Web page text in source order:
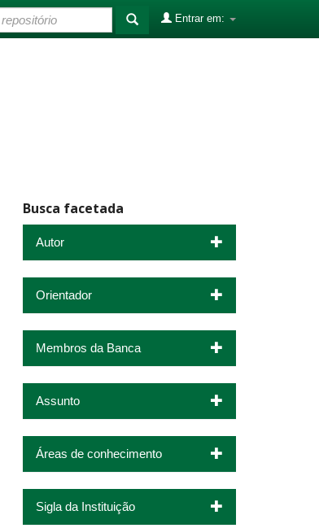
Entrar em:
Busca facetada
Autor
Orientador
Membros da Banca
Assunto
Áreas de conhecimento
Sigla da Instituição